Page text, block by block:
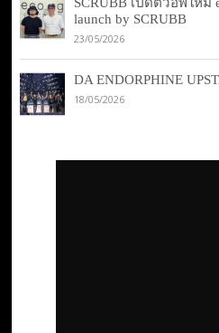
launch by SCRUBB
23/05/2026
DA ENDORPHINE
18/05/2026